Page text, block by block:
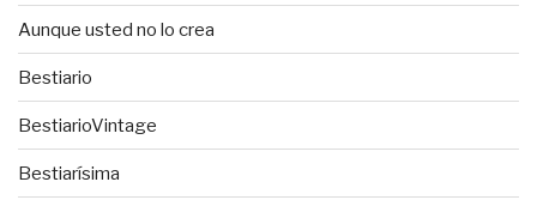
Aunque usted no lo crea
Bestiario
BestiarioVintage
Bestiarísima